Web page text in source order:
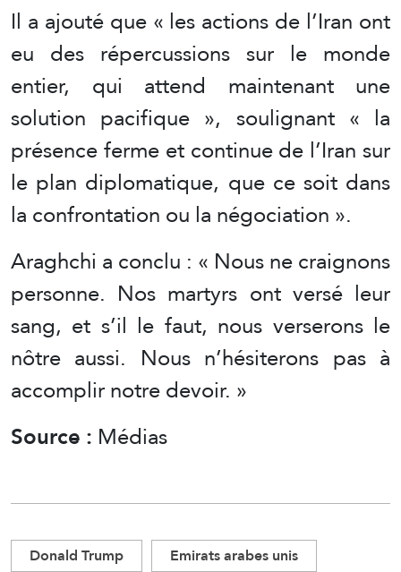
Il a ajouté que « les actions de l’Iran ont
eu des répercussions sur le monde
entier, qui attend maintenant une
solution pacifique », soulignant « la
présence ferme et continue de l’Iran sur
le plan diplomatique, que ce soit dans
la confrontation ou la négociation ».
Araghchi a conclu : « Nous ne craignons
personne. Nos martyrs ont versé leur
sang, et s’il le faut, nous verserons le
nôtre aussi. Nous n’hésiterons pas à
accomplir notre devoir. »
Source : Médias
Donald Trump Emirats arabes unis